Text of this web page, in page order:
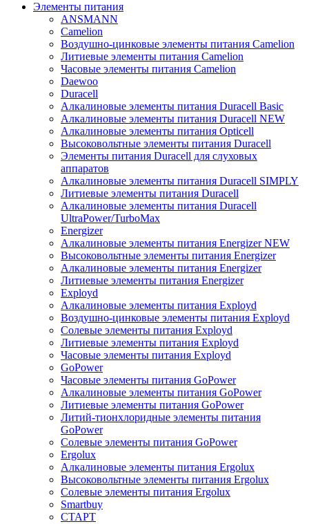
Элементы питания
ANSMANN
Camelion
Воздушно-цинковые элементы питания Camelion
Литиевые элементы питания Camelion
Часовые элементы питания Camelion
Daewoo
Duracell
Алкалиновые элементы питания Duracell Basic
Алкалиновые элементы питания Duracell NEW
Алкалиновые элементы питания Opticell
Высоковольтные элементы питания Duracell
Элементы питания Duracell для слуховых
аппаратов
Алкалиновые элементы питания Duracell SIMPLY
Литиевые элементы питания Duracell
Алкалиновые элементы питания Duracell
UltraPower/TurboMax
Energizer
Алкалиновые элементы питания Energizer NEW
Высоковольтные элементы питания Energizer
Алкалиновые элементы питания Energizer
Литиевые элементы питания Energizer
Exployd
Алкалиновые элементы питания Exployd
Воздушно-цинковые элементы питания Exployd
Солевые элементы питания Exployd
Литиевые элементы питания Exployd
Часовые элементы питания Exployd
GoPower
Часовые элементы питания GoPower
Алкалиновые элементы питания GoPower
Литиевые элементы питания GoPower
Литий-тионхлоридные элементы питания
GoPower
Солевые элементы питания GoPower
Ergolux
Алкалиновые элементы питания Ergolux
Высоковольтные элементы питания Ergolux
Солевые элементы питания Ergolux
Smartbuy
СТАРТ